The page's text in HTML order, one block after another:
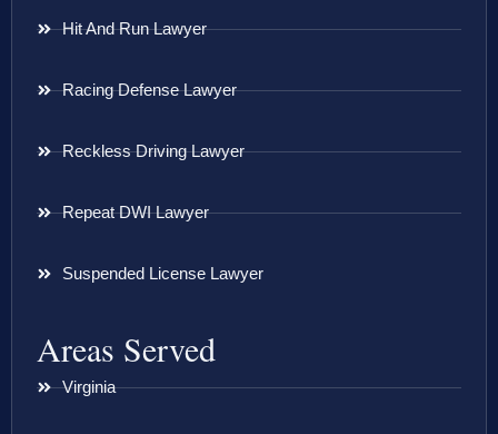
Hit And Run Lawyer
Racing Defense Lawyer
Reckless Driving Lawyer
Repeat DWI Lawyer
Suspended License Lawyer
Areas Served
Virginia